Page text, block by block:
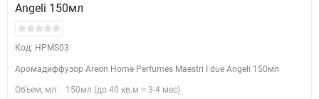
Angeli 150мл
Код: HPMS03
Аромадиффузор Areon Home Perfumes Maestri I due Angeli 150мл
Объем, мл:
150мл (до 40 кв.м ≈ 3-4 мес)